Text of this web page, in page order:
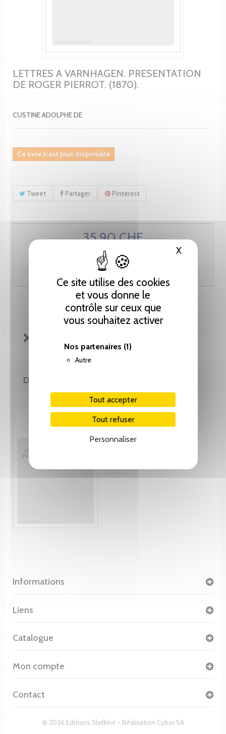
Ce site utilise des cookies
et vous donne le
contrôle sur ceux que
vous souhaitez activer
Nos partenaires (1)
Autre
Tout accepter
Tout refuser
Personnaliser
XMasquer
LETTRES A VARNHAGEN. PRESENTATION
DE ROGER PIERROT. (1870).
CUSTINE ADOLPHE DE
Ce livre n'est plus disponible
Tweet Partager Pinterest
35.90 CHF
DE MÊME AUTEUR(E)
Informations
© 2026 Editions Slatkine - Réalisation Cybor SA
Liens
Catalogue
Mon compte
Contact